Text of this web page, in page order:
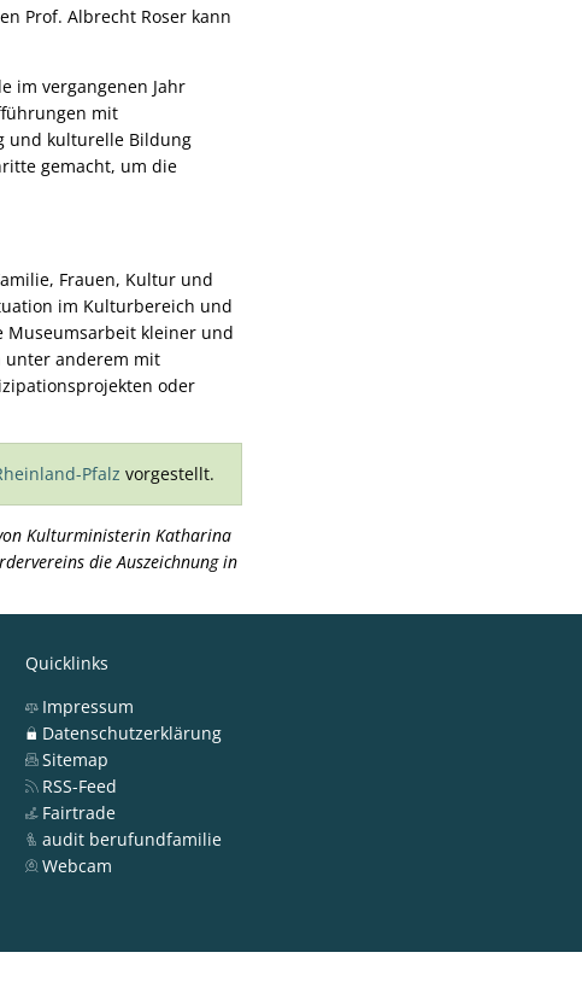
Prof. Albrecht Roser kann
im vergangenen Jahr
mit
und kulturelle Bildung
gemacht, um die
Frauen, Kultur und
im Kulturbereich und
Museumsarbeit kleiner und
unter anderem mit
oder
Pfalz vorgestellt.
Kulturministerin Katharina
die Auszeichnung in
Quicklinks
Impressum
Datenschutzerklärung
Sitemap
RSS-Feed
Fairtrade
audit berufundfamilie
Webcam